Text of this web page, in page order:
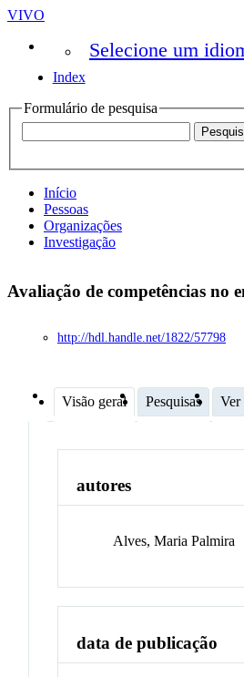
VIVO
Selecione um
Index
Formulário de pesquisa
Início
Pessoas
Organizações
Investigação
Avaliação de competências no
http://hdl.handle.net/1822/57798
Visão geral Pesquisas Ver
autores
Alves, Maria Palmira
data de publicação